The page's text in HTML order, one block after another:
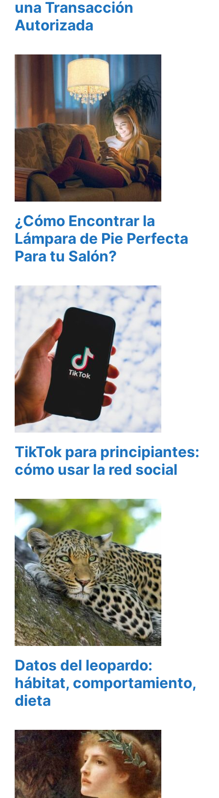
una Transacción
Autorizada
¿Cómo Encontrar la
Lámpara de Pie Perfecta
Para tu Salón?
TikTok para principiantes:
cómo usar la red social
Datos del leopardo:
hábitat, comportamiento,
dieta